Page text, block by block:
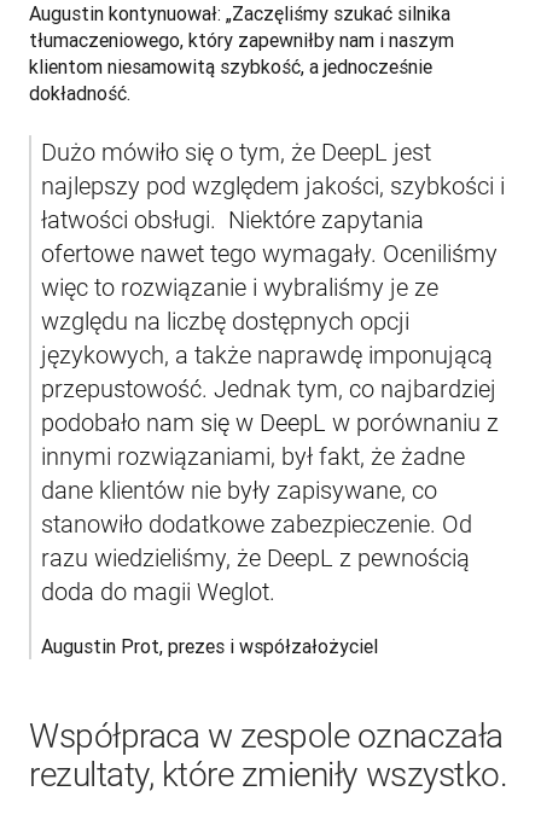
Augustin kontynuował: „Zaczęliśmy szukać silnika
tłumaczeniowego, który zapewniłby nam i naszym
klientom niesamowitą szybkość, a jednocześnie
dokładność.
Dużo mówiło się o tym, że DeepL jest
najlepszy pod względem jakości, szybkości i
łatwości obsługi.  Niektóre zapytania
ofertowe nawet tego wymagały. Oceniliśmy
więc to rozwiązanie i wybraliśmy je ze
względu na liczbę dostępnych opcji
językowych, a także naprawdę imponującą
przepustowość. Jednak tym, co najbardziej
podobało nam się w DeepL w porównaniu z
innymi rozwiązaniami, był fakt, że żadne
dane klientów nie były zapisywane, co
stanowiło dodatkowe zabezpieczenie. Od
razu wiedzieliśmy, że DeepL z pewnością
doda do magii Weglot.
Augustin Prot, prezes i współzałożyciel
Współpraca w zespole oznaczała
rezultaty, które zmieniły wszystko.